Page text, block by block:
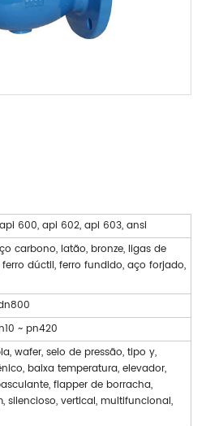
600, api 602, api 603, ansi
carbono, latão, bronze, ligas de
dúctil, ferro fundido, aço forjado,
~ pn420
wafer, selo de pressão, tipo y,
baixa temperatura, elevador,
flapper de borracha,
silencioso, vertical, multifuncional,